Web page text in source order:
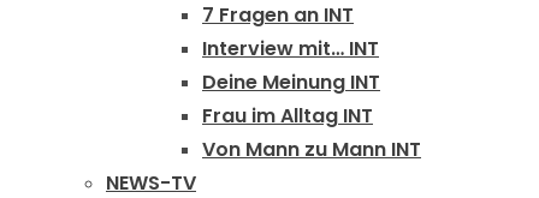
7 Fragen an INT
Interview mit… INT
Deine Meinung INT
Frau im Alltag INT
Von Mann zu Mann INT
NEWS-TV